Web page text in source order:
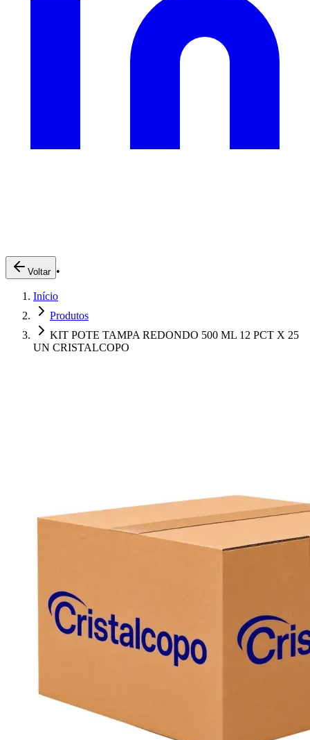
Pedidos Online
Trabalhe Conosco
Voltar •
Início
Produtos
KIT POTE TAMPA REDONDO 500 ML 12 PCT X 25
UN CRISTALCOPO